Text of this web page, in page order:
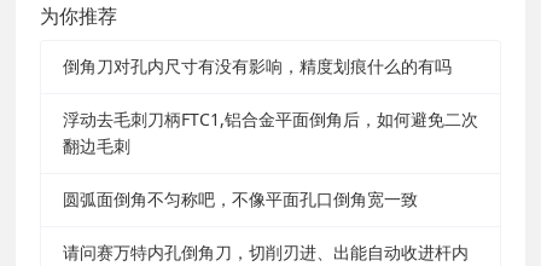
为你推荐
倒角刀对孔内尺寸有没有影响，精度划痕什么的有吗
浮动去毛刺刀柄FTC1,铝合金平面倒角后，如何避免二次
翻边毛刺
圆弧面倒角不匀称吧，不像平面孔口倒角宽一致
请问赛万特内孔倒角刀，切削刃进、出能自动收进杆内